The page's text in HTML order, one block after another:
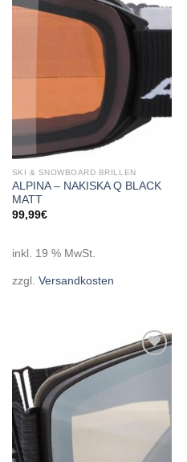
Add to
wishlist
SKI & SNOWBOARD BRILLEN
ALPINA – NAKISKA Q BLACK
MATT
99,99€
inkl. 19 % MwSt.
zzgl. Versandkosten